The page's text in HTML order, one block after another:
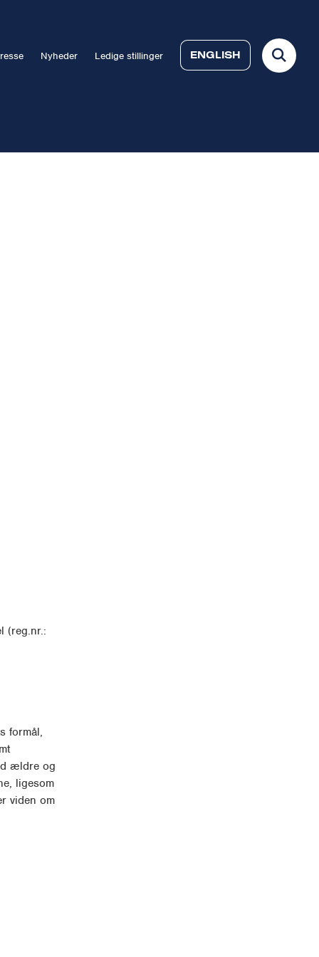
Nyheder Ledige stillinger ENGLISH
(reg.nr.:
formål,
ældre og
ligesom
viden om